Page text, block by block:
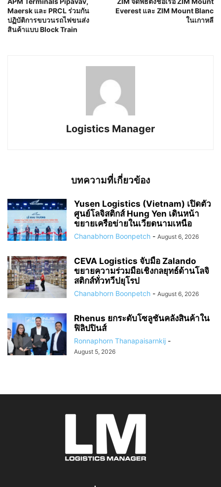
Maersk และ PRCL ร่วมกัน
ปฏิบัติการขบวนรถไฟขนส่ง
สินค้าแบบ Block Train
Everest และ ZIM Mount Blanc
ในเกาหลี
Logistics Manager
บทความที่เกี่ยวข้อง
Yusen Logistics (Vietnam) เปิดตัว
ศูนย์โลจิสติกส์ Hung Yen เดินหน้า
ขยายเครือข่ายในเวียดนามเหนือ
Chanabhorn Boonpetch - August 6, 2026
CEVA Logistics จับมือ Zalando
ขยายความร่วมมือเชิงกลยุทธ์ด้านโลจิ
สติกส์ทั่วทวีปยุโรป
Chanabhorn Boonpetch - August 6, 2026
Rhenus ยกระดับโซลูชันคลังสินค้าใน
ฟิลิปปินส์
Ronnaphorn Thanapaisarnkij -
August 5, 2026